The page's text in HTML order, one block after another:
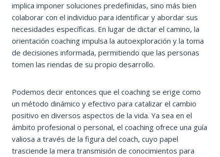
implica imponer soluciones predefinidas, sino más bien
colaborar con el individuo para identificar y abordar sus
necesidades específicas. En lugar de dictar el camino, la
orientación coaching impulsa la autoexploración y la toma
de decisiones informada, permitiendo que las personas
tomen las riendas de su propio desarrollo.
Podemos decir entonces que el coaching se erige como
un método dinámico y efectivo para catalizar el cambio
positivo en diversos aspectos de la vida. Ya sea en el
ámbito profesional o personal, el coaching ofrece una guía
valiosa a través de la figura del coach, cuyo papel
trasciende la mera transmisión de conocimientos para